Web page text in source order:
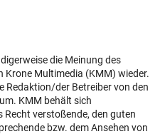
die Meinung des
Krone Multimedia (KMM) wieder.
Redaktion/der Betreiber von den
KMM behält sich
Recht verstoßende, den guten
bzw. dem Ansehen von